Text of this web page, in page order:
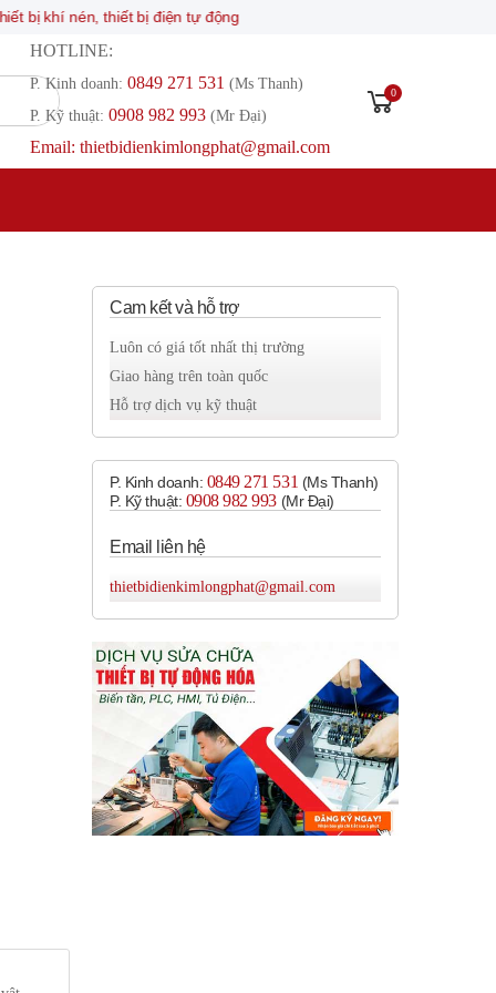
nén, thiết bị điện tự động
HOTLINE:
P. Kinh doanh: 0849 271 531 (Ms Thanh)
P. Kỹ thuật: 0908 982 993​ (Mr Đại)
Email: thietbidienkimlongphat@gmail.com
0
Cam kết và hỗ trợ
Luôn có giá tốt nhất thị trường
Giao hàng trên toàn quốc
Hỗ trợ dịch vụ kỹ thuật
P. Kinh doanh: 0849 271 531 (Ms Thanh)
P. Kỹ thuật: 0908 982 993​ (Mr Đại)
Email liên hệ
thietbidienkimlongphat@gmail.com